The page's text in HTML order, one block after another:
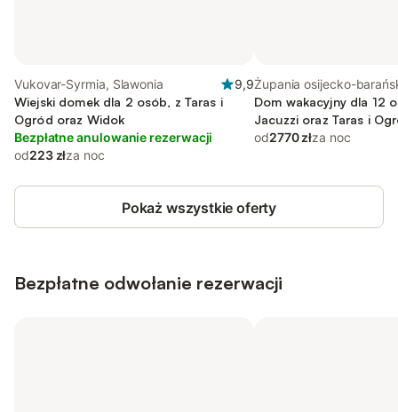
Vukovar-Syrmia, Slawonia
9,9
Wiejski domek dla 2 osób, z Taras i
Ogród oraz Widok
Bezpłatne anulowanie rezerwacji
od223 złza noc
Żupania osijecko-
Slawonia
Dom wakacyjny dla 12
Jacuzzi oraz Taras i
od2770 złza noc
Pokaż wszystkie oferty
Bezpłatne odwołanie rezerwacji